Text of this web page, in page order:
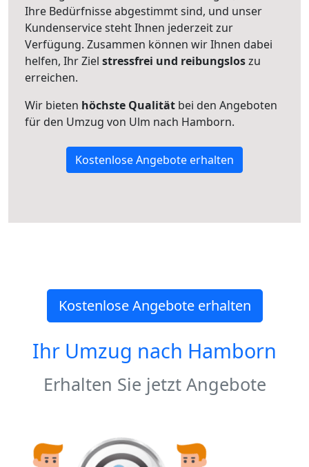
Ihre Bedürfnisse abgestimmt sind, und unser
Kundenservice steht Ihnen jederzeit zur
Verfügung. Zusammen können wir Ihnen dabei
helfen, Ihr Ziel stressfrei und reibungsloszu
erreichen.
Wir bieten höchste Qualität bei den Angeboten
für den Umzug von Ulm nach Hamborn.
Kostenlose Angebote erhalten
Kostenlose Angebote erhalten
Ihr Umzug nach Hamborn
Erhalten Sie jetzt Angebote